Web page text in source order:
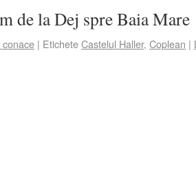
de la Dej spre Baia Mare
| EticheteCastelul Haller, Coplean |